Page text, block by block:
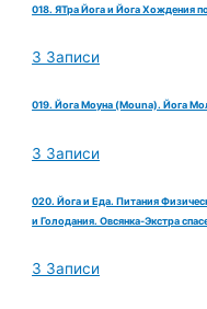
018. ЯТра Йога и Йога Хождения
3 Записи
019. Йога Моуна (Mouna). Йога
3 Записи
020. Йога и Еда. Питания
и Голодания. Овсянка-Экстра
3 Записи